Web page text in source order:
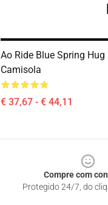
Ao Ride Blue Spring Hug
Camisola
€ 37,67 - € 44,11
Compre com
Protegido 24/7, do